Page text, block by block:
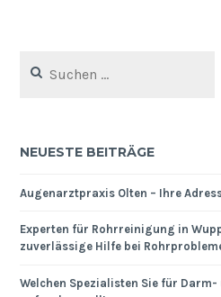
nach:
NEUESTE BEITRÄGE
Augenarztpraxis Olten – Ihre
Experten für Rohrreinigung in
zuverlässige Hilfe bei
Welchen Spezialisten Sie für